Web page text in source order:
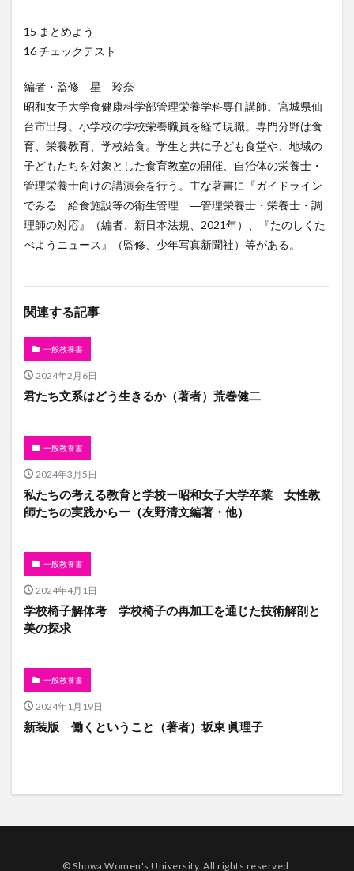
―
15 まとめよう
16 チェックテスト
編者・監修 星 玲奈
昭和女子大学食健康科学部管理栄養学科専任講師。宮城県仙
台市出身。小学校の学校栄養職員を経て現職。専門分野は食
育、栄養教育、学校給食。学生と共に子ども食堂や、地域の
子どもたちを対象とした食育教室の開催、自治体の栄養士・
管理栄養士向けの講演会を行う。主な著書に『ガイドライン
でみる 給食施設等の衛生管理 ―管理栄養士・栄養士・調
理師の対応』（編者、新日本法規、2021年）、『たのしくた
べようニュース』（監修、少年写真新聞社）等がある。
関連する記事
一般教養書
2024年2月6日
君たち文系はどう生きるか（著者）荒巻健二
一般教養書
2024年3月5日
私たちの考える教育と学校ー昭和女子大学卒業 女性教
師たちの実践からー（友野清文編著・他）
一般教養書
2024年4月1日
学校椅子解体考 学校椅子の再加工を通じた技術解剖と
美の探求
一般教養書
2024年1月19日
新装版 働くということ（著者）坂東 眞理子
© Showa Women's University. All rights reserved.